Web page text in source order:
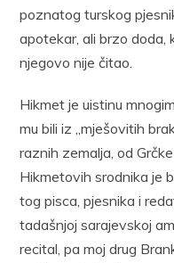
poznatog turskog
apotekar, ali brzo doda,
njegovo nije čitao.
Hikmet je uistinu
mu bili iz „mješovitih
raznih zemalja, od
Hikmetovih srodnika je
tog pisca, pjesnika i
tadašnjoj sarajevskoj
recital, pa moj drug